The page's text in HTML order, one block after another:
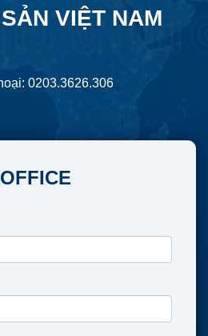
VIỆT NAM
0203.3626.306